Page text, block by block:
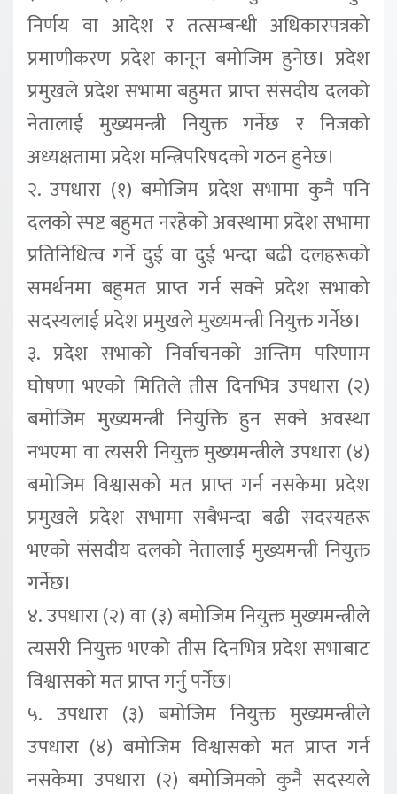
निर्णय वा आदेश र तत्सम्बन्धी अधिकारपत्रको
प्रमाणीकरण प्रदेश कानून बमोजिम हुनेछ। प्रदेश
प्रमुखले प्रदेश सभामा बहुमत प्राप्त संसदीय दलको
नेतालाई मुख्यमन्त्री नियुक्त गर्नेछ र निजको
अध्यक्षतामा प्रदेश मन्त्रिपरिषदको गठन हुनेछ।
२. उपधारा (१) बमोजिम प्रदेश सभामा कुनै पनि
दलको स्पष्ट बहुमत नरहेको अवस्थामा प्रदेश सभामा
प्रतिनिधित्व गर्ने दुई वा दुई भन्दा बढी दलहरूको
समर्थनमा बहुमत प्राप्त गर्न सक्ने प्रदेश सभाको
सदस्यलाई प्रदेश प्रमुखले मुख्यमन्त्री नियुक्त गर्नेछ।
३. प्रदेश सभाको निर्वाचनको अन्तिम परिणाम
घोषणा भएको मितिले तीस दिनभित्र उपधारा (२)
बमोजिम मुख्यमन्त्री नियुक्ति हुन सक्ने अवस्था
नभएमा वा त्यसरी नियुक्त मुख्यमन्त्रीले उपधारा (४)
बमोजिम विश्वासको मत प्राप्त गर्न नसकेमा प्रदेश
प्रमुखले प्रदेश सभामा सबैभन्दा बढी सदस्यहरू
भएको संसदीय दलको नेतालाई मुख्यमन्त्री नियुक्त
गर्नेछ।
४. उपधारा (२) वा (३) बमोजिम नियुक्त मुख्यमन्त्रीले
त्यसरी नियुक्त भएको तीस दिनभित्र प्रदेश सभाबाट
विश्वासको मत प्राप्त गर्नु पर्नेछ।
५. उपधारा (३) बमोजिम नियुक्त मुख्यमन्त्रीले
उपधारा (४) बमोजिम विश्वासको मत प्राप्त गर्न
नसकेमा उपधारा (२) बमोजिमको कुनै सदस्यले